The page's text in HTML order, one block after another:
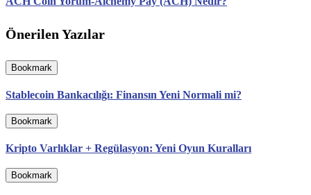
Önerilen Yazılar
Bookmark
Stablecoin Bankacılığı: Finansın Yeni Normali mi?
Bookmark
Kripto Varlıklar + Regülasyon: Yeni Oyun Kuralları
Bookmark